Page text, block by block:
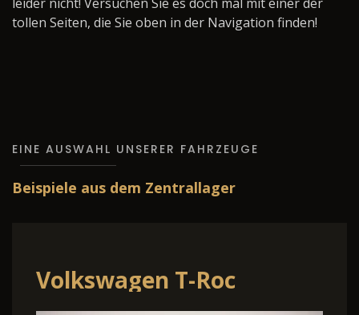
tollen Seiten, die Sie oben in der Navigation finden!
EINE AUSWAHL UNSERER FAHRZEUGE
Beispiele aus dem Zentrallager
Volkswagen T-Roc